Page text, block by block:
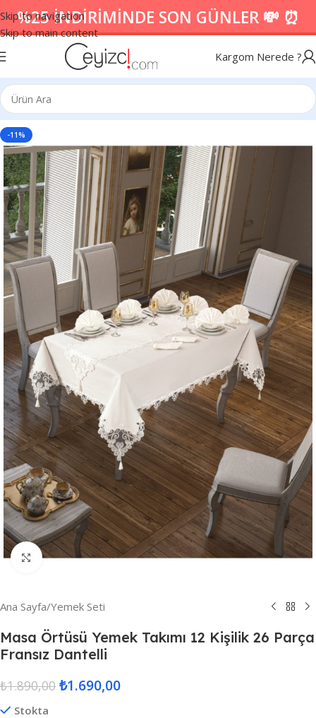
Skip to navigation
Skip to main content
%25 İNDİRİMİNDE SON GÜNLER 💸 ⏰
Kargom Nerede ?
-11%
Resmi Büyüt
Ana Sayfa/Yemek Seti
Masa Örtüsü Yemek Takımı 12 Kişilik 26 Parça
Fransız Dantelli
₺1.890,00 ₺1.690,00
Stokta